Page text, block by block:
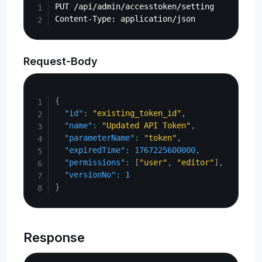
PUT /api/admin/accesstoken/setting
Request-Body
{
"id" : "existing_token_id" ,
"name" : "Updated API Token" ,
"parameterName" : "token" ,
"expiredTime" : 1767225600000,
"permissions" : [ "user" , "editor"] ,
"versionNo" :
1
}
Response